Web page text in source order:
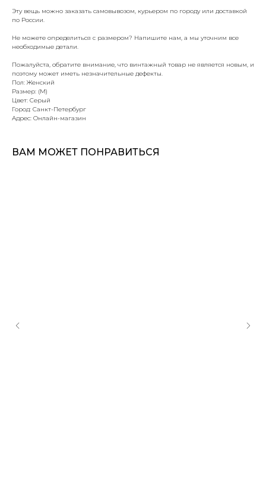
Эту вещь можно заказать самовывозом, курьером по городу или доставкой
по России.
Не можете определиться с размером? Напишите нам, а мы уточним все
необходимые детали.
Пожалуйста, обратите внимание, что винтажный товар не является новым, и
поэтому может иметь незначительные дефекты.
Пол: Женский
Размер: (M)
Цвет: Серый
Город: Санкт-Петербург
Адрес: Онлайн-магазин
ВАМ МОЖЕТ ПОНРАВИТЬСЯ